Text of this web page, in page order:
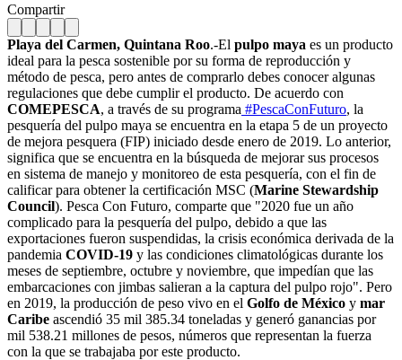
Compartir
Playa del Carmen, Quintana Roo.-El pulpo maya es un producto
ideal para la pesca sostenible por su forma de reproducción y
método de pesca, pero antes de comprarlo debes conocer algunas
regulaciones que debe cumplir el producto. De acuerdo con
COMEPESCA, a través de su programa #PescaConFuturo, la
pesquería del pulpo maya se encuentra en la etapa 5 de un proyecto
de mejora pesquera (FIP) iniciado desde enero de 2019. Lo anterior,
significa que se encuentra en la búsqueda de mejorar sus procesos
en sistema de manejo y monitoreo de esta pesquería, con el fin de
calificar para obtener la certificación MSC (Marine Stewardship
Council). Pesca Con Futuro, comparte que "2020 fue un año
complicado para la pesquería del pulpo, debido a que las
exportaciones fueron suspendidas, la crisis económica derivada de la
pandemia COVID-19 y las condiciones climatológicas durante los
meses de septiembre, octubre y noviembre, que impedían que las
embarcaciones con jimbas salieran a la captura del pulpo rojo". Pero
en 2019, la producción de peso vivo en el Golfo de México y mar
Caribe ascendió 35 mil 385.34 toneladas y generó ganancias por
mil 538.21 millones de pesos, números que representan la fuerza
con la que se trabajaba por este producto.